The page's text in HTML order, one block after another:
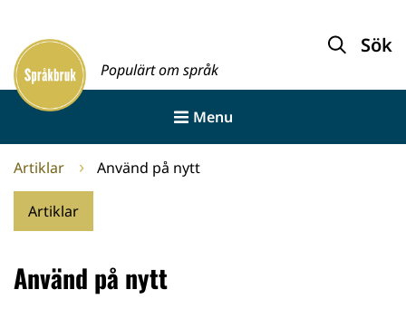
innehållet
Framsida
Populärt om språk
Sök
Menu
Artiklar Använd på nytt
Artiklar
Använd på nytt